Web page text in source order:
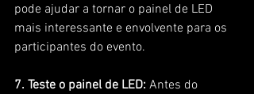
pode ajudar a tornar o painel de LED
mais interessante e envolvente para os
participantes do evento.
7. Teste o painel de LED: Antes do